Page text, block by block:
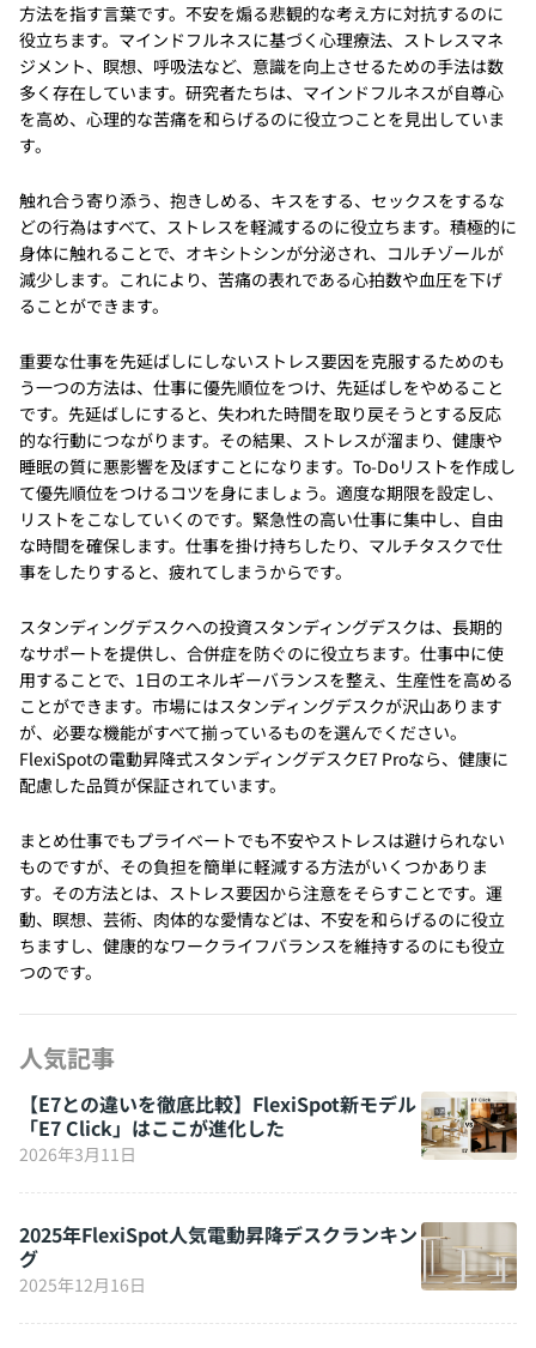
方法を指す言葉です。不安を煽る悲観的な考え方に対抗するのに
役立ちます。マインドフルネスに基づく心理療法、ストレスマネ
ジメント、瞑想、呼吸法など、意識を向上させるための手法は数
多く存在しています。研究者たちは、マインドフルネスが自尊心
を高め、心理的な苦痛を和らげるのに役立つことを見出していま
す。
触れ合う寄り添う、抱きしめる、キスをする、セックスをするな
どの行為はすべて、ストレスを軽減するのに役立ちます。積極的に
身体に触れることで、オキシトシンが分泌され、コルチゾールが
減少します。これにより、苦痛の表れである心拍数や血圧を下げ
ることができます。
重要な仕事を先延ばしにしないストレス要因を克服するためのも
う一つの方法は、仕事に優先順位をつけ、先延ばしをやめること
です。先延ばしにすると、失われた時間を取り戻そうとする反応
的な行動につながります。その結果、ストレスが溜まり、健康や
睡眠の質に悪影響を及ぼすことになります。To-Doリストを作成し
て優先順位をつけるコツを身にましょう。適度な期限を設定し、
リストをこなしていくのです。緊急性の高い仕事に集中し、自由
な時間を確保します。仕事を掛け持ちしたり、マルチタスクで仕
事をしたりすると、疲れてしまうからです。
スタンディングデスクへの投資スタンディングデスクは、長期的
なサポートを提供し、合併症を防ぐのに役立ちます。仕事中に使
用することで、1日のエネルギーバランスを整え、生産性を高める
ことができます。市場にはスタンディングデスクが沢山あります
が、必要な機能がすべて揃っているものを選んでください。
FlexiSpotの電動昇降式スタンディングデスクE7 Proなら、健康に
配慮した品質が保証されています。
まとめ仕事でもプライベートでも不安やストレスは避けられない
ものですが、その負担を簡単に軽減する方法がいくつかありま
す。その方法とは、ストレス要因から注意をそらすことです。運
動、瞑想、芸術、肉体的な愛情などは、不安を和らげるのに役立
ちますし、健康的なワークライフバランスを維持するのにも役立
つのです。
人気記事
【E7との違いを徹底比較】FlexiSpot新モデル
「E7 Click」はここが進化した
2026年3月11日
2025年FlexiSpot人気電動昇降デスクランキン
グ
2025年12月16日